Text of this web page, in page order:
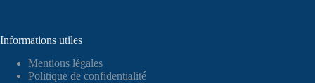
Informations utiles
Mentions légales
Politique de confidentialité